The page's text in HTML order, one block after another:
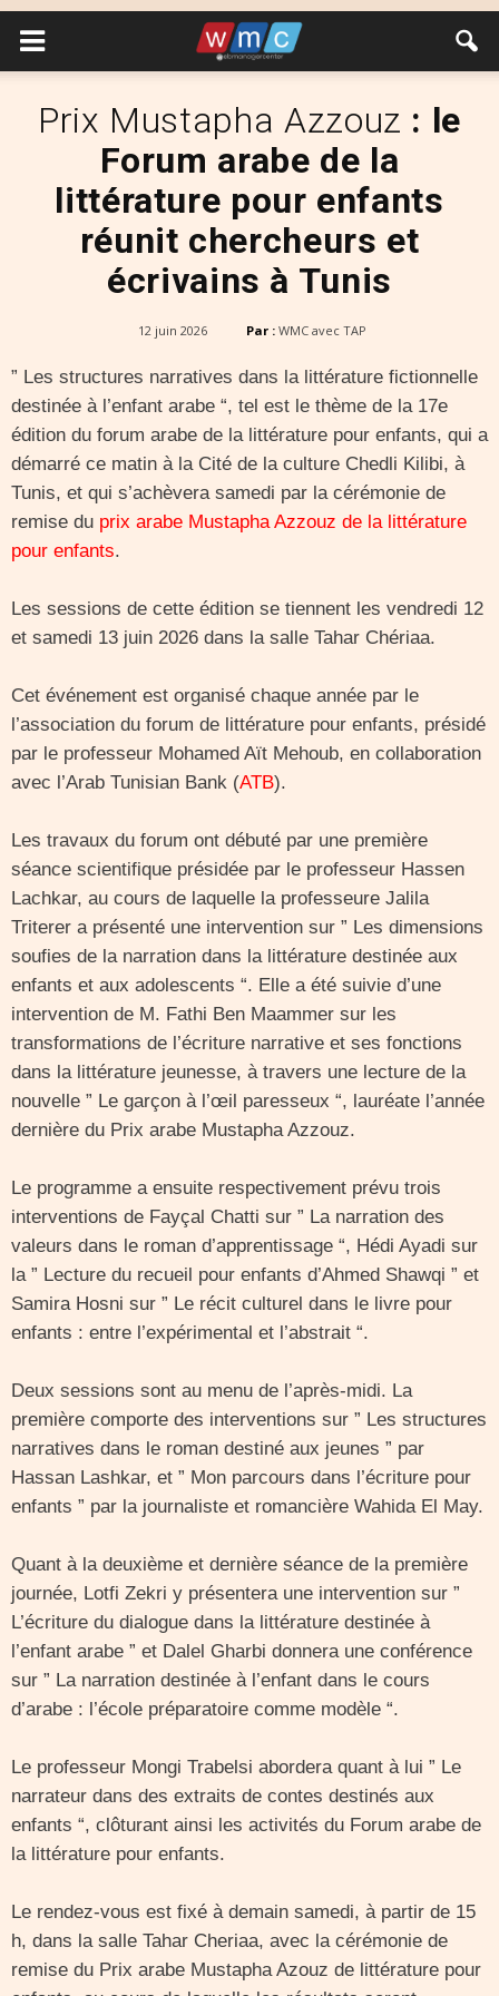
Prix Mustapha Azzouz : le
Forum arabe de la
littérature pour enfants
réunit chercheurs et
écrivains à Tunis
12 juin 2026 Par : WMC avec TAP
” Les structures narratives dans la littérature fictionnelle
destinée à l’enfant arabe “, tel est le thème de la 17e
édition du forum arabe de la littérature pour enfants, qui a
démarré ce matin à la Cité de la culture Chedli Kilibi, à
Tunis, et qui s’achèvera samedi par la cérémonie de
remise du prix arabe Mustapha Azzouz de la littérature
pour enfants.
Les sessions de cette édition se tiennent les vendredi 12
et samedi 13 juin 2026 dans la salle Tahar Chériaa.
Cet événement est organisé chaque année par le
l’association du forum de littérature pour enfants, présidé
par le professeur Mohamed Aït Mehoub, en collaboration
avec l’Arab Tunisian Bank (ATB).
Les travaux du forum ont débuté par une première
séance scientifique présidée par le professeur Hassen
Lachkar, au cours de laquelle la professeure Jalila
Triterer a présenté une intervention sur ” Les dimensions
soufies de la narration dans la littérature destinée aux
enfants et aux adolescents “. Elle a été suivie d’une
intervention de M. Fathi Ben Maammer sur les
transformations de l’écriture narrative et ses fonctions
dans la littérature jeunesse, à travers une lecture de la
nouvelle ” Le garçon à l’œil paresseux “, lauréate l’année
dernière du Prix arabe Mustapha Azzouz.
Le programme a ensuite respectivement prévu trois
interventions de Fayçal Chatti sur ” La narration des
valeurs dans le roman d’apprentissage “, Hédi Ayadi sur
la ” Lecture du recueil pour enfants d’Ahmed Shawqi ” et
Samira Hosni sur ” Le récit culturel dans le livre pour
enfants : entre l’expérimental et l’abstrait “.
Deux sessions sont au menu de l’après-midi. La
première comporte des interventions sur ” Les structures
narratives dans le roman destiné aux jeunes ” par
Hassan Lashkar, et ” Mon parcours dans l’écriture pour
enfants ” par la journaliste et romancière Wahida El May.
Quant à la deuxième et dernière séance de la première
journée, Lotfi Zekri y présentera une intervention sur ”
L’écriture du dialogue dans la littérature destinée à
l’enfant arabe ” et Dalel Gharbi donnera une conférence
sur ” La narration destinée à l’enfant dans le cours
d’arabe : l’école préparatoire comme modèle “.
Le professeur Mongi Trabelsi abordera quant à lui ” Le
narrateur dans des extraits de contes destinés aux
enfants “, clôturant ainsi les activités du Forum arabe de
la littérature pour enfants.
Le rendez-vous est fixé à demain samedi, à partir de 15
h, dans la salle Tahar Cheriaa, avec la cérémonie de
remise du Prix arabe Mustapha Azouz de littérature pour